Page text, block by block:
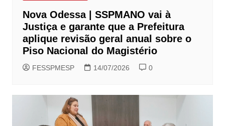
Nova Odessa | SSPMANO vai à
Justiça e garante que a Prefeitura
aplique revisão geral anual sobre o
Piso Nacional do Magistério
FESSPMESP 14/07/2026 0